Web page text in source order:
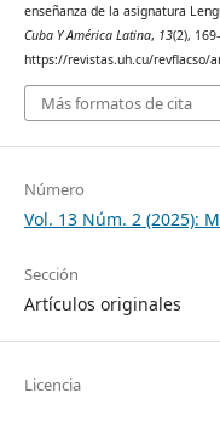
enseñanza de la asignatura
Cuba Y América Latina, 13(2),
https://revistas.uh.cu/revflacso/
Más formatos de cita
Número
Vol. 13 Núm. 2 (2025):
Sección
Artículos originales
Licencia